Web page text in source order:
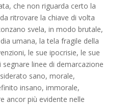
che non riguarda certo la
ritrovare la chiave di volta
svela, in modo brutale,
umana, la tela fragile della
le sue ipocrisie, le sue
linee di demarcazione
sano, morale,
insano, immorale,
ancor più evidente nelle